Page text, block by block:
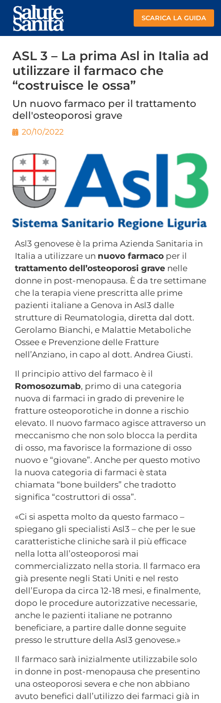
SCARICA LA GUIDA
ASL 3 – La prima Asl in Italia ad
utilizzare il farmaco che
“costruisce le ossa”
Un nuovo farmaco per il trattamento
dell'osteoporosi grave
20/10/2022
Asl3 genovese è la prima Azienda Sanitaria in
Italia a utilizzare un nuovo farmaco per il
trattamento dell’osteoporosi grave nelle
donne in post-menopausa. È da tre settimane
che la terapia viene prescritta alle prime
pazienti italiane a Genova in Asl3 dalle
strutture di Reumatologia, diretta dal dott.
Gerolamo Bianchi, e Malattie Metaboliche
Ossee e Prevenzione delle Fratture
nell’Anziano, in capo al dott. Andrea Giusti.
Il principio attivo del farmaco è il
Romosozumab, primo di una categoria
nuova di farmaci in grado di prevenire le
fratture osteoporotiche in donne a rischio
elevato. Il nuovo farmaco agisce attraverso un
meccanismo che non solo blocca la perdita
di osso, ma favorisce la formazione di osso
nuovo e “giovane”. Anche per questo motivo
la nuova categoria di farmaci è stata
chiamata “bone builders” che tradotto
significa “costruttori di ossa”.
«Ci si aspetta molto da questo farmaco –
spiegano gli specialisti Asl3 – che per le sue
caratteristiche cliniche sarà il più efficace
nella lotta all’osteoporosi mai
commercializzato nella storia. Il farmaco era
già presente negli Stati Uniti e nel resto
dell’Europa da circa 12-18 mesi, e finalmente,
dopo le procedure autorizzative necessarie,
anche le pazienti italiane ne potranno
beneficiare, a partire dalle donne seguite
presso le strutture della Asl3 genovese.»
Il farmaco sarà inizialmente utilizzabile solo
in donne in post-menopausa che presentino
una osteoporosi severa e che non abbiano
avuto benefici dall’utilizzo dei farmaci già in